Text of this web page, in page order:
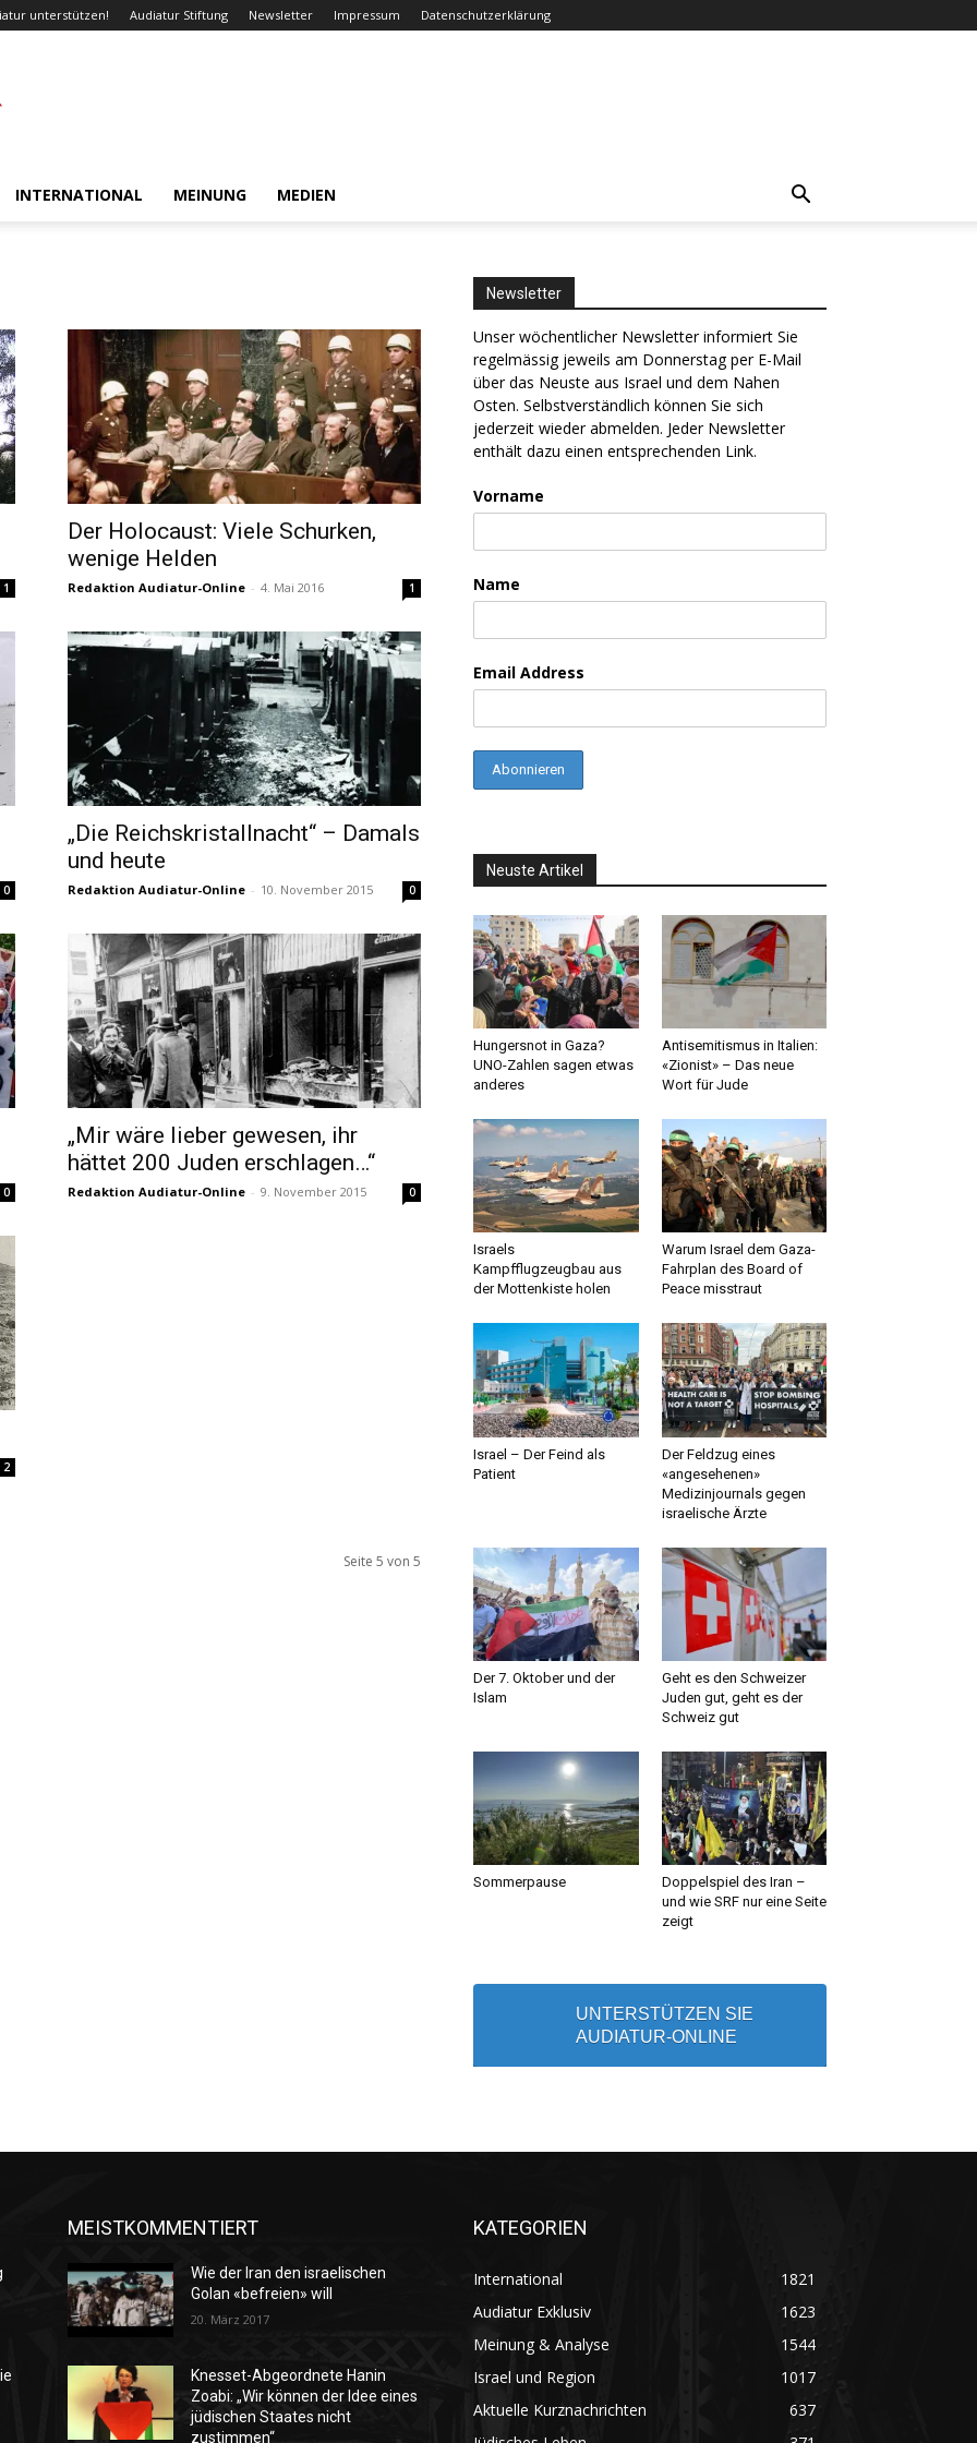
unterstützen! Audiatur Stiftung Newsletter Impressum Datenschutzerklärung
INTERNATIONAL MEINUNG MEDIEN
1
Der Holocaust: Viele Schurken,
wenige Helden
Redaktion Audiatur-Online - 4. Mai 2016 1
0
„Die Reichskristallnacht“ – Damals
und heute
Redaktion Audiatur-Online - 10. November 2015 0
0
„Mir wäre lieber gewesen, ihr
hättet 200 Juden erschlagen…“
Redaktion Audiatur-Online - 9. November 2015 0
2
Seite 5 von 5
Newsletter
Unser wöchentlicher Newsletter informiert Sie
regelmässig jeweils am Donnerstag per E-Mail
über das Neuste aus Israel und dem Nahen
Osten. Selbstverständlich können Sie sich
jederzeit wieder abmelden. Jeder Newsletter
enthält dazu einen entsprechenden Link.
Vorname
Name
Email Address
Neuste Artikel
Hungersnot in Gaza?
UNO-Zahlen sagen etwas
anderes
Antisemitismus in Italien:
«Zionist» – Das neue
Wort für Jude
Israels
Kampfflugzeugbau aus
der Mottenkiste holen
Warum Israel dem Gaza-
Fahrplan des Board of
Peace misstraut
Israel – Der Feind als
Patient
Der Feldzug eines
«angesehenen»
Medizinjournals gegen
israelische Ärzte
Der 7. Oktober und der
Islam
Geht es den Schweizer
Juden gut, geht es der
Schweiz gut
Sommerpause
Doppelspiel des Iran –
und wie SRF nur eine Seite
zeigt
UNTERSTÜTZEN SIE
AUDIATUR-ONLINE
MEISTKOMMENTIERT
Wie der Iran den israelischen
Golan «befreien» will
20. März 2017
Knesset-Abgeordnete Hanin
Zoabi: „Wir können der Idee eines
jüdischen Staates nicht
zustimmen“
KATEGORIEN
International
1821
Audiatur Exklusiv
1623
Meinung & Analyse
1544
Israel und Region
1017
Aktuelle Kurznachrichten
637